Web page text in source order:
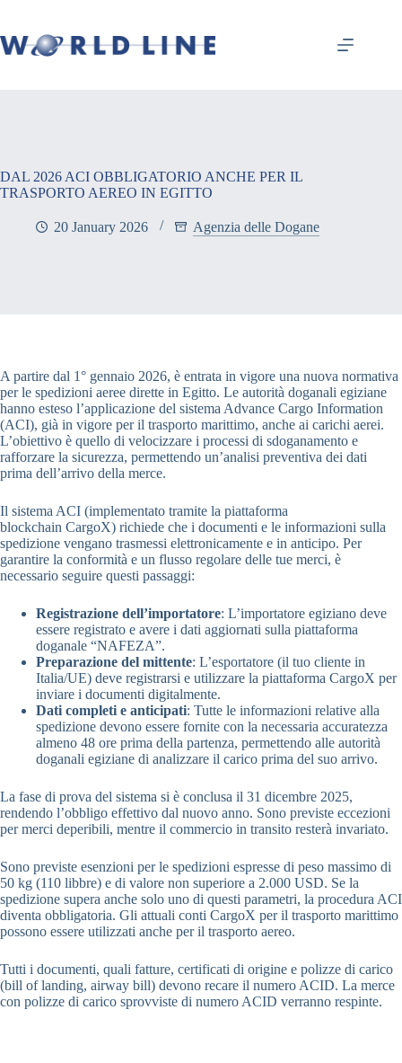
DAL 2026 ACI OBBLIGATORIO ANCHE PER IL
TRASPORTO AEREO IN EGITTO
20 January 2026 Agenzia delle Dogane
A partire dal 1° gennaio 2026, è entrata in vigore una nuova normativa
per le spedizioni aeree dirette in Egitto. Le autorità doganali egiziane
hanno esteso l’applicazione del sistema Advance Cargo Information
(ACI), già in vigore per il trasporto marittimo, anche ai carichi aerei.
L’obiettivo è quello di velocizzare i processi di sdoganamento e
rafforzare la sicurezza, permettendo un’analisi preventiva dei dati
prima dell’arrivo della merce.
Il sistema ACI (implementato tramite la piattaforma
blockchain CargoX) richiede che i documenti e le informazioni sulla
spedizione vengano trasmessi elettronicamente e in anticipo. Per
garantire la conformità e un flusso regolare delle tue merci, è
necessario seguire questi passaggi:
Registrazione dell’importatore: L’importatore egiziano deve
essere registrato e avere i dati aggiornati sulla piattaforma
doganale “NAFEZA”.
Preparazione del mittente: L’esportatore (il tuo cliente in
Italia/UE) deve registrarsi e utilizzare la piattaforma CargoX per
inviare i documenti digitalmente.
Dati completi e anticipati: Tutte le informazioni relative alla
spedizione devono essere fornite con la necessaria accuratezza
almeno 48 ore prima della partenza, permettendo alle autorità
doganali egiziane di analizzare il carico prima del suo arrivo.
La fase di prova del sistema si è conclusa il 31 dicembre 2025,
rendendo l’obbligo effettivo dal nuovo anno. Sono previste eccezioni
per merci deperibili, mentre il commercio in transito resterà invariato.
Sono previste esenzioni per le spedizioni espresse di peso massimo di
50 kg (110 libbre) e di valore non superiore a 2.000 USD. Se la
spedizione supera anche solo uno di questi parametri, la procedura ACI
diventa obbligatoria. Gli attuali conti CargoX per il trasporto marittimo
possono essere utilizzati anche per il trasporto aereo.
Tutti i documenti, quali fatture, certificati di origine e polizze di carico
(bill of landing, airway bill) devono recare il numero ACID. La merce
con polizze di carico sprovviste di numero ACID verranno respinte.